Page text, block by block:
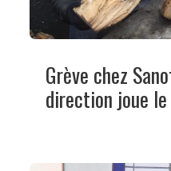
Grève chez
direction joue